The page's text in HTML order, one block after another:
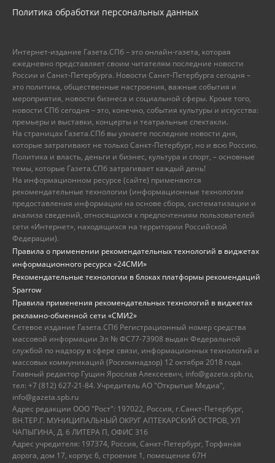
Политика обработки персональных данных
Интернет-издание Газета.СПб – это онлайн-газета, которая
ежедневно представляет своим читателям последние новости
России и Санкт-Петербурга. Новости Санкт-Петербурга сегодня –
это политика, общественные настроения, важные события и
мероприятия, новости бизнеса и социальной сферы. Кроме того,
новости СПб сегодня – это, конечно, события культуры и искусства:
премьеры и выставки, концерты и театральные спектакли.
На страницах Газета.СПб вы узнаете последние новости дня,
которые затрагивают не только Санкт-Петербург, но и всю Россию.
Политика и власть, деньги и бизнес, культура и спорт, – основные
темы, которые Газета.СПб затрагивает каждый день!
На информационном ресурсе (сайте) применяются
рекомендательные технологии (информационные технологии
предоставления информации на основе сбора, систематизации и
анализа сведений, относящихся к предпочтениям пользователей
сети «Интернет», находящихся на территории Российской
Федерации).
Правила о применении рекомендательных технологий в виджетах
информационного ресурса «24СМИ»
Рекомендательные технологии в блоках платформы рекомендаций
Sparrow
Правила применения рекомендательных технологий в виджетах
рекламно-обменной сети «СМИ2»
Сетевое издание Газета.СПб Регистрационный номер средства
массовой информации Эл № ФС77-73908 выдан Федеральной
службой по надзору в сфере связи, информационных технологий и
массовых коммуникаций (Роскомнадзор) 12 октября 2018 года.
Главный редактор Гущин Ярослав Алексеевич, info@gazeta.spb.ru,
тел: +7 (812) 627-21-84. Учредитель АО "Открытые Медиа",
info@gazeta.spb.ru
Адрес редакции ООО "Рост": 197022, Россия, г.Санкт-Петербург,
ВН.ТЕР.Г. МУНИЦИПАЛЬНЫЙ ОКРУГ АПТЕКАРСКИЙ ОСТРОВ, УЛ
ЧАПЫГИНА, Д. 6 ЛИТЕРА П, ОФИС 316
Адрес учредителя: 197374, Россия, Санкт-Петербург, Торфяная
дорога, дом 17, корпус 6, строение 1, помещение 67Н